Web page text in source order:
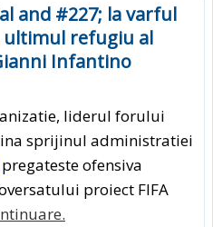
and #227; la varful
refugiu al
Infantino
liderul forului
sprijinul administratiei
pregateste ofensiva
proiect FIFA